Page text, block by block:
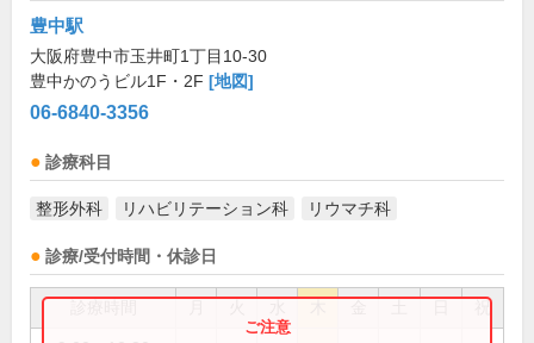
豊中駅
大阪府豊中市玉井町1丁目10-30
豊中かのうビル1F・2F [地図]
06-6840-3356
診療科目
整形外科 リハビリテーション科 リウマチ科
診療/受付時間・休診日
祝